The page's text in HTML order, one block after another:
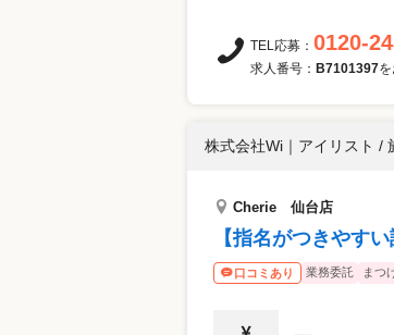
TEL応募： 0120-
求人番号： B7101397
株式会社Wi ｜ アイリスト /
Cherie 仙台店
【指名がつきやす
口コミあり 業務委託 まつ